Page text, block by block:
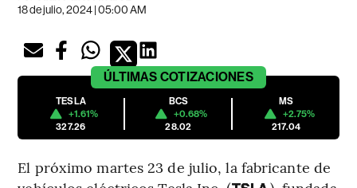
18 de julio, 2024 | 05:00 AM
ÚLTIMAS COTIZACIONES
TESLA
+1.61%
327.26
BCS
+0.68%
28.02
MS
+2.75%
217.04
El próximo martes 23 de julio, la fabricante de